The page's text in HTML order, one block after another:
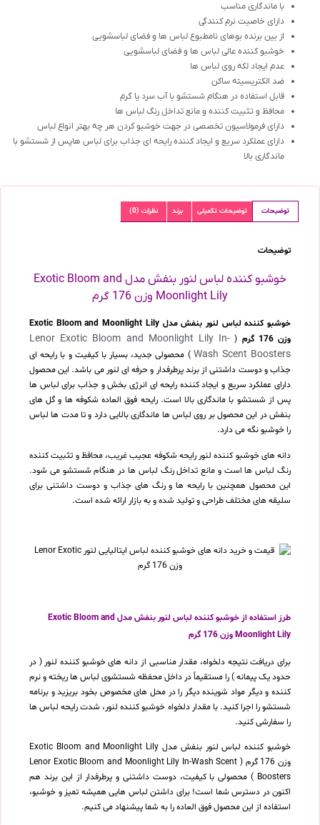
با ماندگاری مناسب
دارای خاصیت نرم کنندگی
از بین برنده بوهای نامطبوع لباس ها و فضای لباسشویی
خوشبو کننده عالی لباس ها و فضای لباسشویی
عدم ایجاد لکه روی لباس ها
ضد الکتریسیته ساکن
قابل استفاده در هنگام شستشو با آب سرد یا گرم
محافظ و تثبیت کننده و مانع تداخل رنگ لباس ها
دارای فرمولاسیون تخصصی در جهت خوشبو کردن هر چه بهتر انواع لباس
دارای عملکرد سریع و ایجاد کننده رایحه ای جذاب برای لباس هاپس از شستشو با
ماندگاری بالا
توضیحات توضیحات تکمیلی برند نظرات (0)
توضیحات
خوشبو کننده لباس لنور بنفش مدل Exotic Bloom and
Moonlight Lily وزن 176 گرم
خوشبو کننده لباس لنور بنفش مدل Exotic Bloom and Moonlight Lily
وزن 176 گرم
(
Lenor Exotic Bloom and Moonlight Lily In-
Wash Scent Boosters ) محصولی جدید، بسیار با کیفیت و با رایحه ای
جذاب و دوست داشتنی از برند پرطرفدار و حرفه ای لنور می باشد. این محصول
دارای عملکرد سریع و ایجاد کننده رایحه ای انرژی بخش و جذاب برای لباس ها
پس از شستشو با ماندگاری بالا است. رایحه فوق العاده شکوفه ها و گل های
بنفش در این محصول بر روی لباس ها ماندگاری بالایی دارد و تا مدت ها لباس
را خوشبو نگه می دارد.
دانه های خوشبو کننده لنور رایحه شکوفه عجیب غریب، محافظ و تثبیت کننده
رنگ لباس ها است و مانع تداخل رنگ لباس ها در هنگام شستشو می شود.
این محصول همچنین با رایحه ها و رنگ های جذاب و دوست داشتنی برای
سلیقه های مختلف طراحی و تولید شده و به بازار ارائه شده است.
طرز استفاده از خوشبو کننده لباس لنور بنفش مدل Exotic Bloom and
Moonlight Lily وزن 176 گرم
برای دریافت نتیجه دلخواه، مقدار مناسبی از دانه های خوشبو کننده لنور ( در
حدود یک پیمانه ) را مستقیماً در داخل محفظه شستشوی لباس ها ریخته و نرم
کننده و دیگر مواد شوینده دیگر را در محل های مخصوص بخود بریزید و برنامه
شستشو را اجرا کنید. با مقدار دلخواه خوشبو کننده لنور، شدت رایحه لباس ها
را سفارشی کنید.
خوشبو کننده لباس لنور بنفش مدل Exotic Bloom and Moonlight Lily
وزن 176 گرم ( Lenor Exotic Bloom and Moonlight Lily In-Wash Scent
Boosters ) محصولی با کیفیت، دوست داشتنی و پرطرفدار از این برند هم
اکنون در دسترس شما است! برای داشتن لباس هایی همیشه تمیز و خوشبو،
استفاده از این محصول فوق العاده را به شما پیشنهاد می کنیم.